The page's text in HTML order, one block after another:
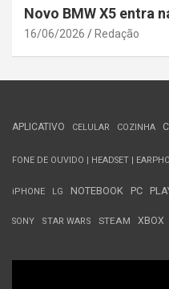
Novo BMW X5 entra
16/06/2026 Redação
APLICATIVO CELULAR COZINHA
FONE DE OUVIDO | HEADSET |
iPHONE LG NOTEBOOK PC
SONY STAR WARS STEAM XBOX